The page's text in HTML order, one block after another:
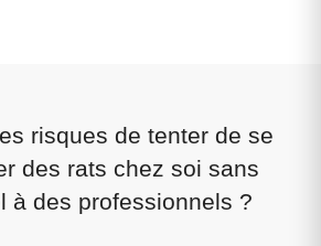
risques de tenter de se
des rats chez soi sans
à des professionnels ?